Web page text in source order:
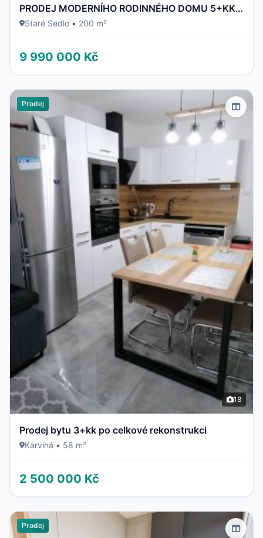
PRODEJ MODERNÍHO RODINNÉHO DOMU 5+KK | 200 m² | PO KOMPLETNÍ REKONSTRUKCI | POZEMEK 700 m² | STARÉ S
Staré Sedlo • 200 m²
9 990 000 Kč
Prodej
18
Prodej bytu 3+kk po celkové rekonstrukci
Karviná • 58 m²
2 500 000 Kč
Prodej